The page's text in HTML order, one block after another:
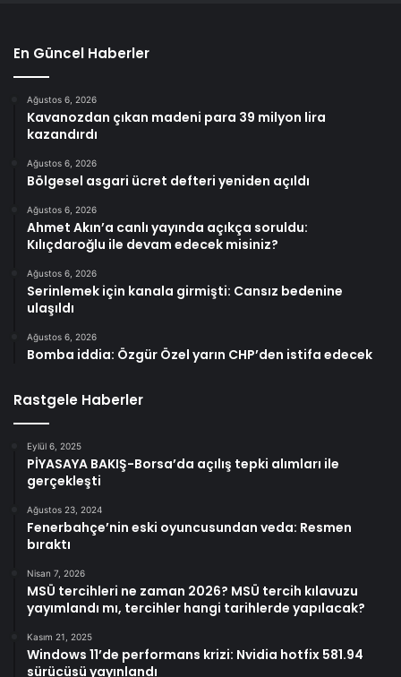
En Güncel Haberler
Ağustos 6, 2026
Kavanozdan çıkan madeni para 39 milyon lira
kazandırdı
Ağustos 6, 2026
Bölgesel asgari ücret defteri yeniden açıldı
Ağustos 6, 2026
Ahmet Akın’a canlı yayında açıkça soruldu:
Kılıçdaroğlu ile devam edecek misiniz?
Ağustos 6, 2026
Serinlemek için kanala girmişti: Cansız bedenine
ulaşıldı
Ağustos 6, 2026
Bomba iddia: Özgür Özel yarın CHP’den istifa edecek
Rastgele Haberler
Eylül 6, 2025
PİYASAYA BAKIŞ-Borsa’da açılış tepki alımları ile
gerçekleşti
Ağustos 23, 2024
Fenerbahçe’nin eski oyuncusundan veda: Resmen
bıraktı
Nisan 7, 2026
MSÜ tercihleri ne zaman 2026? MSÜ tercih kılavuzu
yayımlandı mı, tercihler hangi tarihlerde yapılacak?
Kasım 21, 2025
Windows 11’de performans krizi: Nvidia hotfix 581.94
sürücüsü yayınlandı